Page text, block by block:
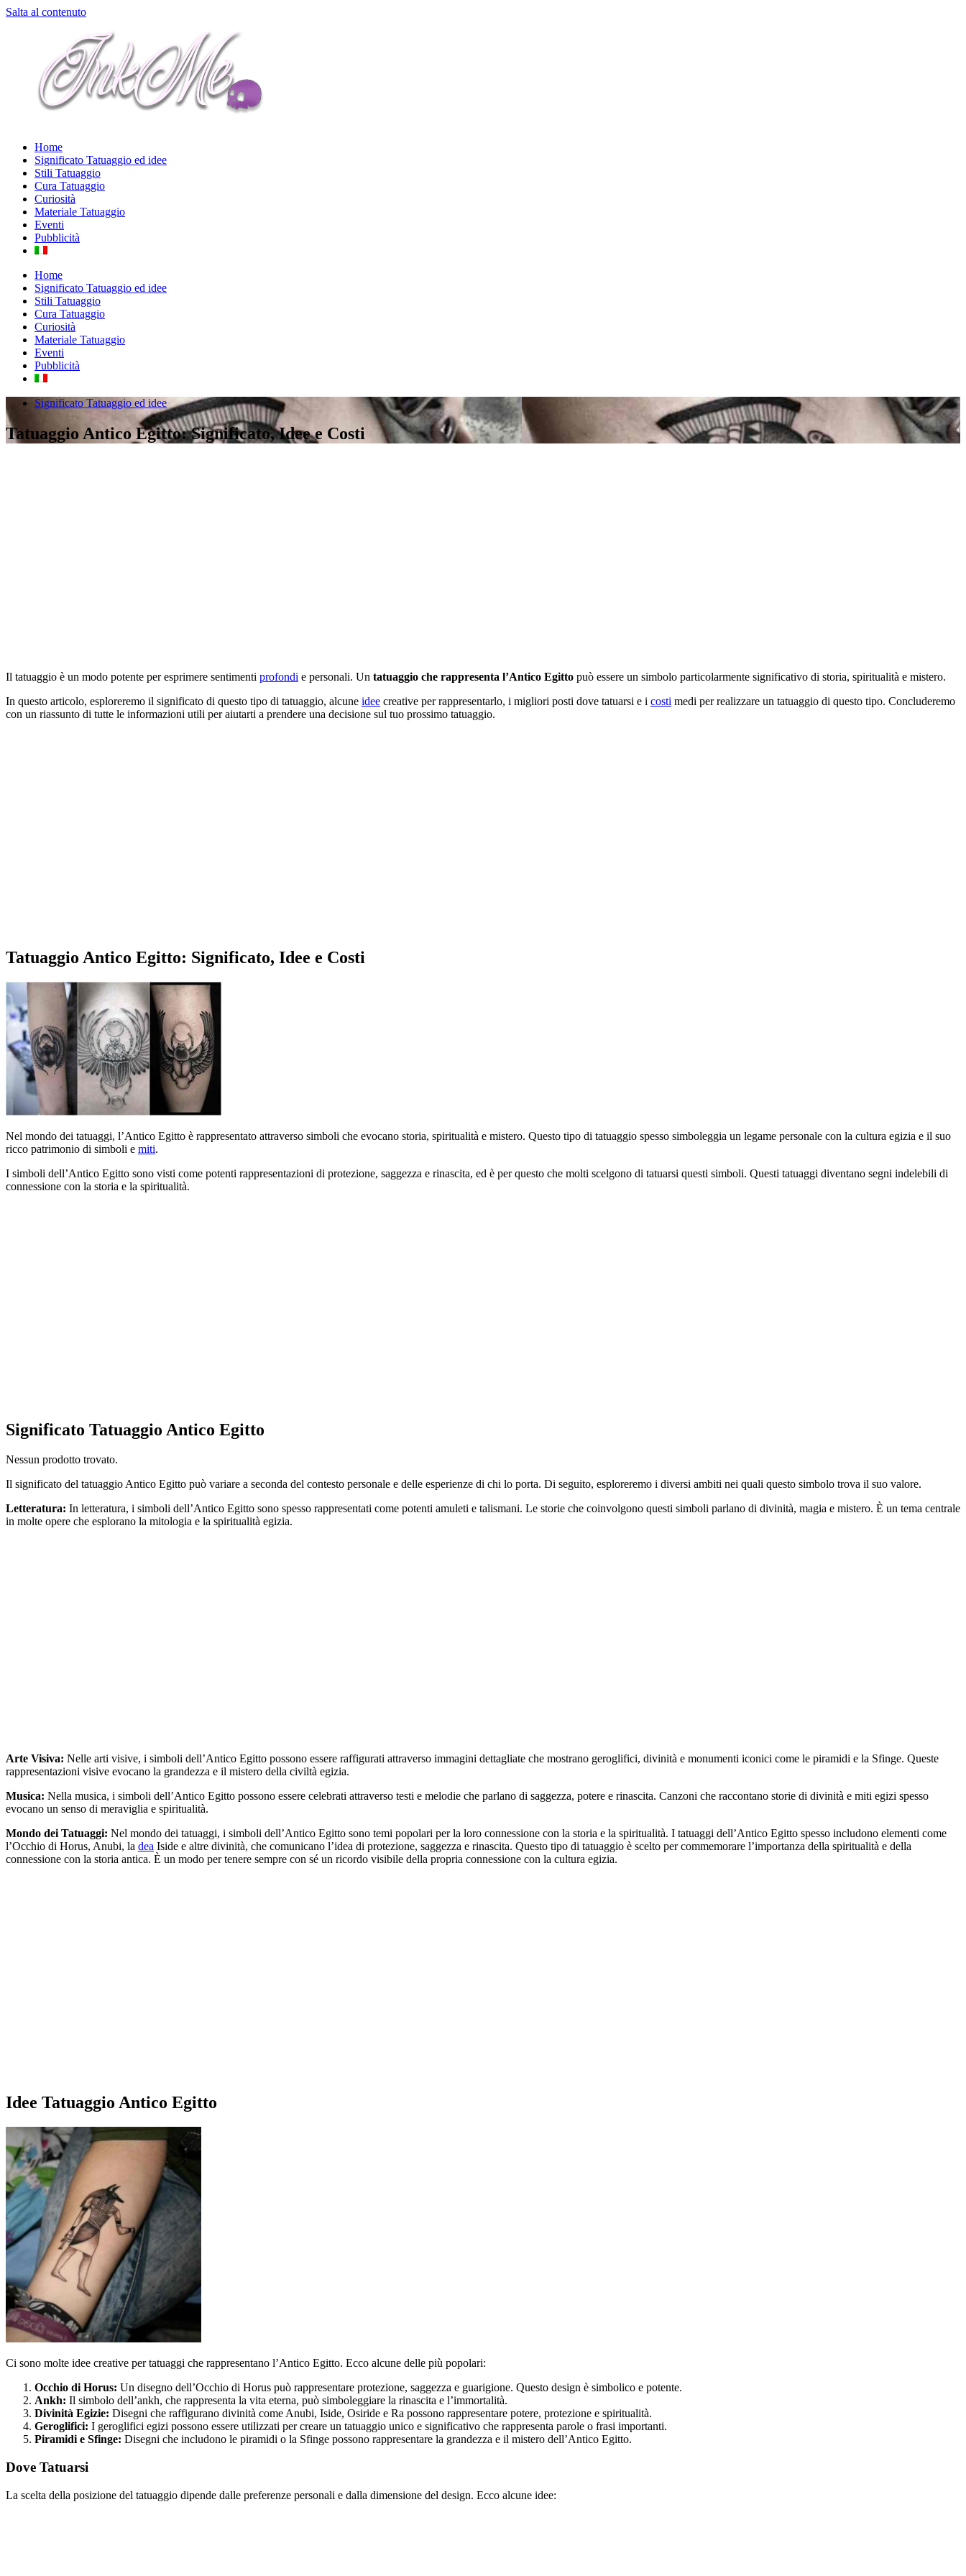
Salta al contenuto
Home
Significato Tatuaggio ed idee
Stili Tatuaggio
Cura Tatuaggio
Curiosità
Materiale Tatuaggio
Eventi
Pubblicità
Home
Significato Tatuaggio ed idee
Stili Tatuaggio
Cura Tatuaggio
Curiosità
Materiale Tatuaggio
Eventi
Pubblicità
Significato Tatuaggio ed idee
Tatuaggio Antico Egitto: Significato, Idee e Costi
Il tatuaggio è un modo potente per esprimere sentimenti profondi e personali. Un tatuaggio che rappresenta l’Antico Egitto può essere un simbolo particolarmente significativo di storia, spiritualità e mistero.
In questo articolo, esploreremo il significato di questo tipo di tatuaggio, alcune idee creative per rappresentarlo, i migliori posti dove tatuarsi e i costi medi per realizzare un tatuaggio di questo tipo. Concluderemo
con un riassunto di tutte le informazioni utili per aiutarti a prendere una decisione sul tuo prossimo tatuaggio.
Tatuaggio Antico Egitto: Significato, Idee e Costi
Nel mondo dei tatuaggi, l’Antico Egitto è rappresentato attraverso simboli che evocano storia, spiritualità e mistero. Questo tipo di tatuaggio spesso simboleggia un legame personale con la cultura egizia e il suo
ricco patrimonio di simboli e miti.
I simboli dell’Antico Egitto sono visti come potenti rappresentazioni di protezione, saggezza e rinascita, ed è per questo che molti scelgono di tatuarsi questi simboli. Questi tatuaggi diventano segni indelebili di
connessione con la storia e la spiritualità.
Significato Tatuaggio Antico Egitto
Nessun prodotto trovato.
Il significato del tatuaggio Antico Egitto può variare a seconda del contesto personale e delle esperienze di chi lo porta. Di seguito, esploreremo i diversi ambiti nei quali questo simbolo trova il suo valore.
Letteratura: In letteratura, i simboli dell’Antico Egitto sono spesso rappresentati come potenti amuleti e talismani. Le storie che coinvolgono questi simboli parlano di divinità, magia e mistero. È un tema centrale
in molte opere che esplorano la mitologia e la spiritualità egizia.
Arte Visiva: Nelle arti visive, i simboli dell’Antico Egitto possono essere raffigurati attraverso immagini dettagliate che mostrano geroglifici, divinità e monumenti iconici come le piramidi e la Sfinge. Queste
rappresentazioni visive evocano la grandezza e il mistero della civiltà egizia.
Musica: Nella musica, i simboli dell’Antico Egitto possono essere celebrati attraverso testi e melodie che parlano di saggezza, potere e rinascita. Canzoni che raccontano storie di divinità e miti egizi spesso
evocano un senso di meraviglia e spiritualità.
Mondo dei Tatuaggi: Nel mondo dei tatuaggi, i simboli dell’Antico Egitto sono temi popolari per la loro connessione con la storia e la spiritualità. I tatuaggi dell’Antico Egitto spesso includono elementi come
l’Occhio di Horus, Anubi, la dea Iside e altre divinità, che comunicano l’idea di protezione, saggezza e rinascita. Questo tipo di tatuaggio è scelto per commemorare l’importanza della spiritualità e della
connessione con la storia antica. È un modo per tenere sempre con sé un ricordo visibile della propria connessione con la cultura egizia.
Idee Tatuaggio Antico Egitto
Ci sono molte idee creative per tatuaggi che rappresentano l’Antico Egitto. Ecco alcune delle più popolari:
Occhio di Horus: Un disegno dell’Occhio di Horus può rappresentare protezione, saggezza e guarigione. Questo design è simbolico e potente.
Ankh: Il simbolo dell’ankh, che rappresenta la vita eterna, può simboleggiare la rinascita e l’immortalità.
Divinità Egizie: Disegni che raffigurano divinità come Anubi, Iside, Osiride e Ra possono rappresentare potere, protezione e spiritualità.
Geroglifici: I geroglifici egizi possono essere utilizzati per creare un tatuaggio unico e significativo che rappresenta parole o frasi importanti.
Piramidi e Sfinge: Disegni che includono le piramidi o la Sfinge possono rappresentare la grandezza e il mistero dell’Antico Egitto.
Dove Tatuarsi
La scelta della posizione del tatuaggio dipende dalle preferenze personali e dalla dimensione del design. Ecco alcune idee: